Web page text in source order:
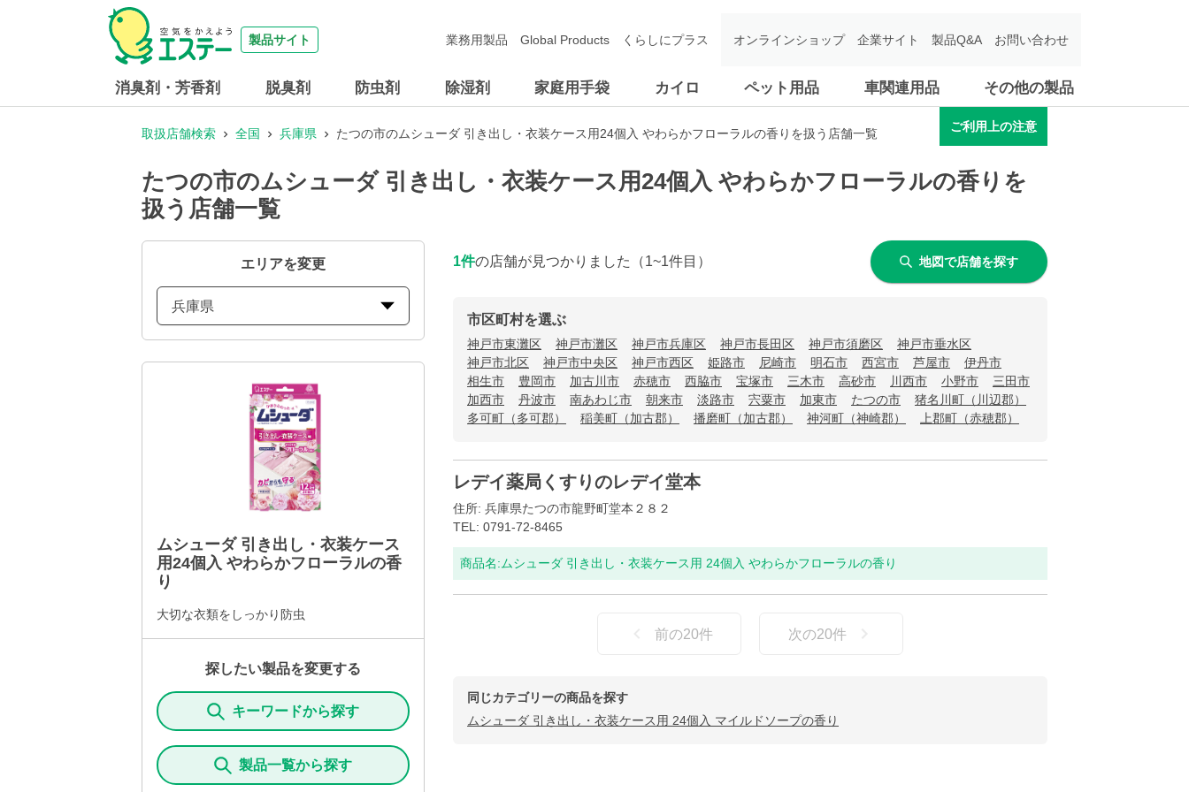
製品サイト
消臭剤・芳香剤 脱臭剤 防虫剤 除湿剤 家庭用手袋 カイロ ペット用品 車関連用品 その他の製品
業務用製品 Global Products くらしにプラス オンラインショップ 企業サイト 製品Q&A お問い合わせ
取扱店舗検索 全国 兵庫県 たつの市のムシューダ 引き出し・衣装ケース用24個入 やわらかフローラルの香りを扱う店舗一覧
ご利用上の注意
たつの市のムシューダ 引き出し・衣装ケース用24個入 やわらかフローラルの香りを
扱う店舗一覧
エリアを変更
兵庫県
ムシューダ 引き出し・衣装ケース
用24個入 やわらかフローラルの香
り
大切な衣類をしっかり防虫
探したい製品を変更する
キーワードから探す
製品一覧から探す
1件の店舗が見つかりました （1~1件目） 地図で店舗を探す
市区町村を選ぶ
神戸市東灘区 神戸市灘区 神戸市兵庫区 神戸市長田区 神戸市須磨区
神戸市垂水区
神戸市北区
神戸市中央区 神戸市西区 姫路市 尼崎市 明石市 西宮市 芦屋市
伊丹市
相生市
豊岡市 加古川市 赤穂市 西脇市 宝塚市 三木市 高砂市 川西市 小野市
三田市
加西市
丹波市 南あわじ市 朝来市 淡路市 宍粟市 加東市 たつの市
猪名川町（川辺郡）
多可町（多可郡）
稲美町（加古郡） 播磨町（加古郡） 神河町（神崎郡） 上郡町（赤穂郡）
レデイ薬局くすりのレデイ堂本
住所: 兵庫県たつの市龍野町堂本２８２
TEL: 0791-72-8465
商品名: ムシューダ 引き出し・衣装ケース用 24個入 やわらかフローラルの香り
前の20件 次の20件
同じカテゴリーの商品を探す
ムシューダ 引き出し・衣装ケース用 24個入 マイルドソープの香り